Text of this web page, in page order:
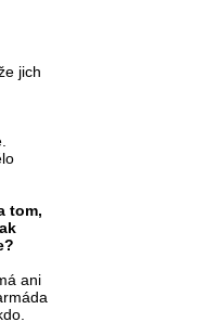
jich
tom,
ani